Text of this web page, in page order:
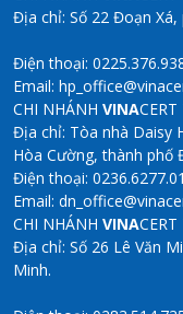
Địa chỉ: Số 22 Đoạn
Điện thoại:
Email:
CHI NHÁNH VINACERT
Địa chỉ: Tòa nhà Daisy
Hòa Cường, thành phố
Điện thoại:
Email:
CHI NHÁNH VINACERT
Địa chỉ: Số 26 Lê Văn
Minh.